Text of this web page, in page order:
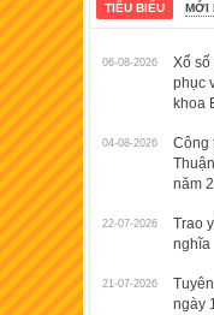
TIÊU BIỂU MỚI
06-08-2026
Xổ số
phục
khoa
04-08-2026
Công
năm
22-07-2026
Trao
nghĩa
21-07-2026
ngày